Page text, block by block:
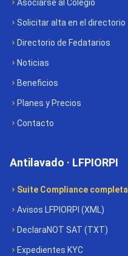
Asociarse al Colegio
Solicitar alta en el directorio
Directorio de Fedatarios
Noticias
Beneficios
Planes y Precios
Contacto
Antilavado · LFPIORPI
Suite Compliance completa
Avisos LFPIORPI (XML)
DeclaraNOT SAT (TXT)
Expedientes KYC